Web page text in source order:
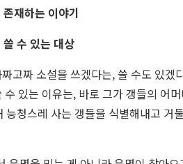
재하는 이야기
수 있는 대상
짜고짜 소설을 쓰겠다는, 쓸 수도 있
수 있는 이유는, 바로 그가 갱들의
능청스레 사는 갱들을 식별해내고